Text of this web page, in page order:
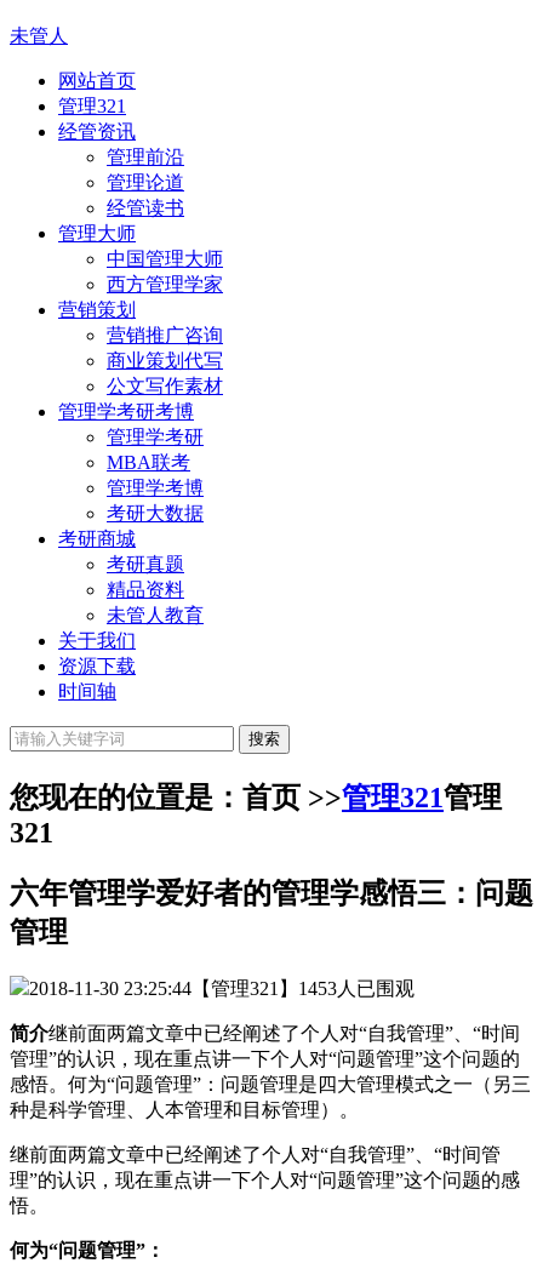
未管人
网站首页
管理321
经管资讯
管理前沿
管理论道
经管读书
管理大师
中国管理大师
西方管理学家
营销策划
营销推广咨询
商业策划代写
公文写作素材
管理学考研考博
管理学考研
MBA联考
管理学考博
考研大数据
考研商城
考研真题
精品资料
未管人教育
关于我们
资源下载
时间轴
您现在的位置是：首页 >>管理321管理
321
六年管理学爱好者的管理学感悟三：问题
管理
2018-11-30 23:25:44 【管理321】 1453人已围观
简介继前面两篇文章中已经阐述了个人对“自我管理”、“时间
管理”的认识，现在重点讲一下个人对“问题管理”这个问题的
感悟。何为“问题管理”：问题管理是四大管理模式之一（另三
种是科学管理、人本管理和目标管理）。
继前面两篇文章中已经阐述了个人对“自我管理”、“时间管
理”的认识，现在重点讲一下个人对“问题管理”这个问题的感
悟。
何为“问题管理”：